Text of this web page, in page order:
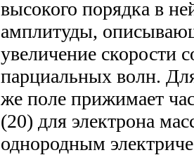
высокого порядка в
амплитуды,
увеличение скорости
парциальных волн.
же поле прижимает
(20) для электрона
однородным